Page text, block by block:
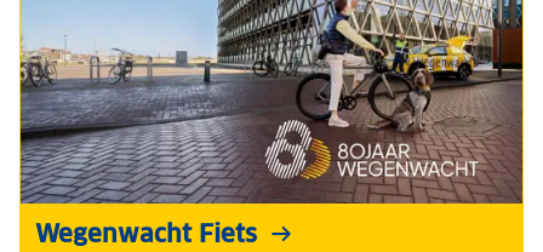
Wegenwacht Fiets